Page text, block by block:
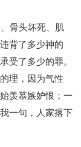
骨头坏死、肌
背了多少神的
受了多少的罪。
理，因为气性
羡慕嫉妒恨；一
一句，人家撂下